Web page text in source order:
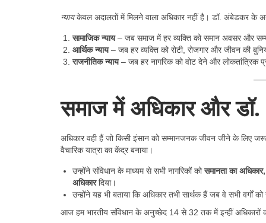
न्यायकेवल अदालतों में मिलने वाला अधिकार नहीं है। डॉ. अंबेडकर के
सामाजिक न्याय– जब समाज में हर व्यक्ति को समान अवसर और
आर्थिक न्याय– जब हर व्यक्ति को रोटी, रोजगार और जीवन की
राजनीतिक न्याय– जब हर नागरिक को वोट देने और लोकतांत्रिक
समाज में अधिकार और
अधिकार वही हैं जो किसी इंसान को सम्मानजनक जीवन जीने के लिए
वैचारिक यात्रा का केंद्र बनाया।
उन्होंने संविधान के माध्यम से सभी नागरिकों कोसमानता का
अधिकारदिया।
उन्होंने यह भी बताया कि अधिकार तभी सार्थक हैं जब वे सभी वर्गों
आज हम भारतीय संविधान के अनुच्छेद 14 से 32 तक में इन्हीं अधिकारों